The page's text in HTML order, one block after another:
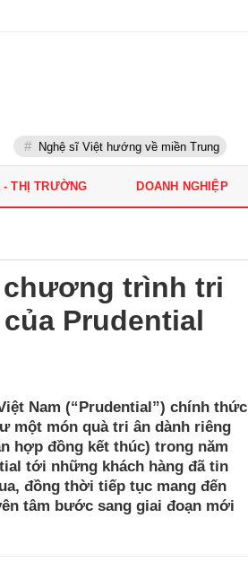
Nghệ sĩ Việt hướng về miền Trung
- THỊ TRƯỜNG DOANH NGHIỆP
chương trình tri
Prudential
Nam (“Prudential”) chính thức
một món quà tri ân dành riêng
hợp đồng kết thúc) trong năm
tới những khách hàng đã tin
đồng thời tiếp tục mang đến
tâm bước sang giai đoạn mới